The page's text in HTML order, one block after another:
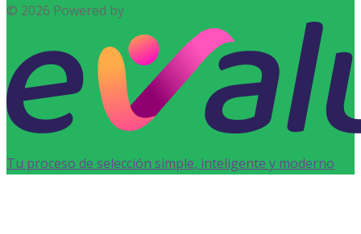
© 2026 Powered by
Tu proceso de selección simple, inteligente y moderno